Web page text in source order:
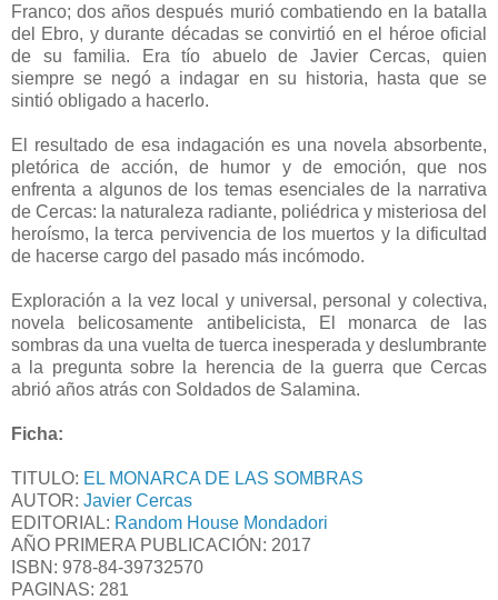
Franco; dos años después murió combatiendo en la batalla
del Ebro, y durante décadas se convirtió en el héroe oficial
de su familia. Era tío abuelo de Javier Cercas, quien
siempre se negó a indagar en su historia, hasta que se
sintió obligado a hacerlo.
El resultado de esa indagación es una novela absorbente,
pletórica de acción, de humor y de emoción, que nos
enfrenta a algunos de los temas esenciales de la narrativa
de Cercas: la naturaleza radiante, poliédrica y misteriosa del
heroísmo, la terca pervivencia de los muertos y la dificultad
de hacerse cargo del pasado más incómodo.
Exploración a la vez local y universal, personal y colectiva,
novela belicosamente antibelicista, El monarca de las
sombras da una vuelta de tuerca inesperada y deslumbrante
a la pregunta sobre la herencia de la guerra que Cercas
abrió años atrás con Soldados de Salamina.
Ficha:
TITULO: EL MONARCA DE LAS SOMBRAS
AUTOR: Javier Cercas
EDITORIAL: Random House Mondadori
AÑO PRIMERA PUBLICACIÓN: 2017
ISBN: 978-84-39732570
PAGINAS: 281